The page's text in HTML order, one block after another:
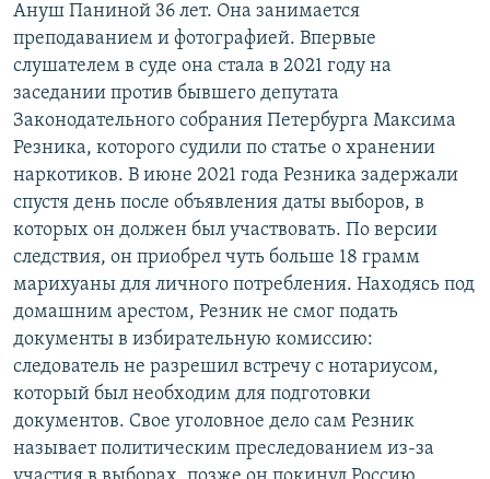
Ануш Паниной 36 лет. Она занимается
преподаванием и фотографией. Впервые
слушателем в суде она стала в 2021 году на
заседании против бывшего депутата
Законодательного собрания Петербурга Максима
Резника, которого судили по статье о хранении
наркотиков. В июне 2021 года Резника задержали
спустя день после объявления даты выборов, в
которых он должен был участвовать. По версии
следствия, он приобрел чуть больше 18 грамм
марихуаны для личного потребления. Находясь под
домашним арестом, Резник не смог подать
документы в избирательную комиссию:
следователь не разрешил встречу с нотариусом,
который был необходим для подготовки
документов. Свое уголовное дело сам Резник
называет политическим преследованием из-за